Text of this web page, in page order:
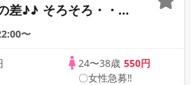
♪♪ そろそろ・・・
い♪ ♪☆カジュアルな
〜
24〜38歳 550円
〇女性急募‼